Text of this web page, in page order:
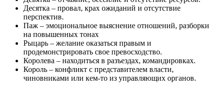
Десятка – провал, крах ожиданий и отсутствие
перспектив.
Паж – эмоциональное выяснение отношений, разборки
на повышенных тонах
Рыцарь – желание оказаться правым и
продемонстрировать свое превосходство.
Королева – находиться в разъездах, командировках.
Король – конфликт с представителем власти,
чиновниками или кем-то из управляющих органов.